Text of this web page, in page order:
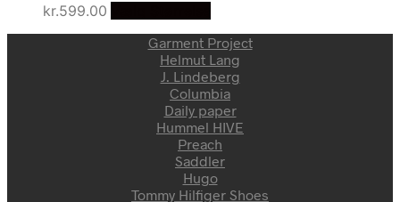
kr.599.00
Garment Project
Helmut Lang
J. Lindeberg
Columbia
Daily paper
Hummel HIVE
Preach
Saddler
Hugo
Tommy Hilfiger Shoes